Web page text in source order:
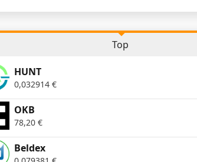
Top
HUNT
0,032914 €
OKB
78,20 €
Beldex